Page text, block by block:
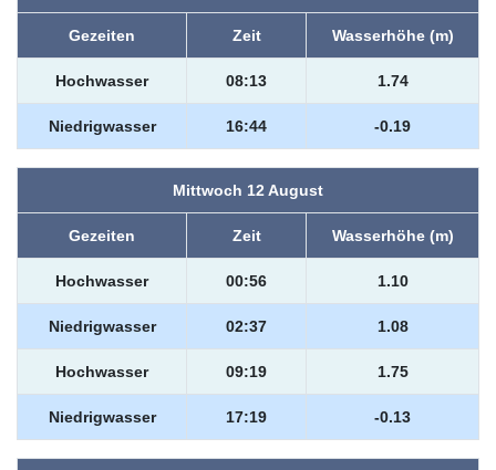
Gezeiten Zeit Wasserhöhe (m)
Hochwasser 08:13 1.74
Niedrigwasser 16:44 -0.19
Mittwoch 12 August
Gezeiten Zeit Wasserhöhe (m)
Hochwasser 00:56 1.10
Niedrigwasser 02:37 1.08
Hochwasser 09:19 1.75
Niedrigwasser 17:19 -0.13